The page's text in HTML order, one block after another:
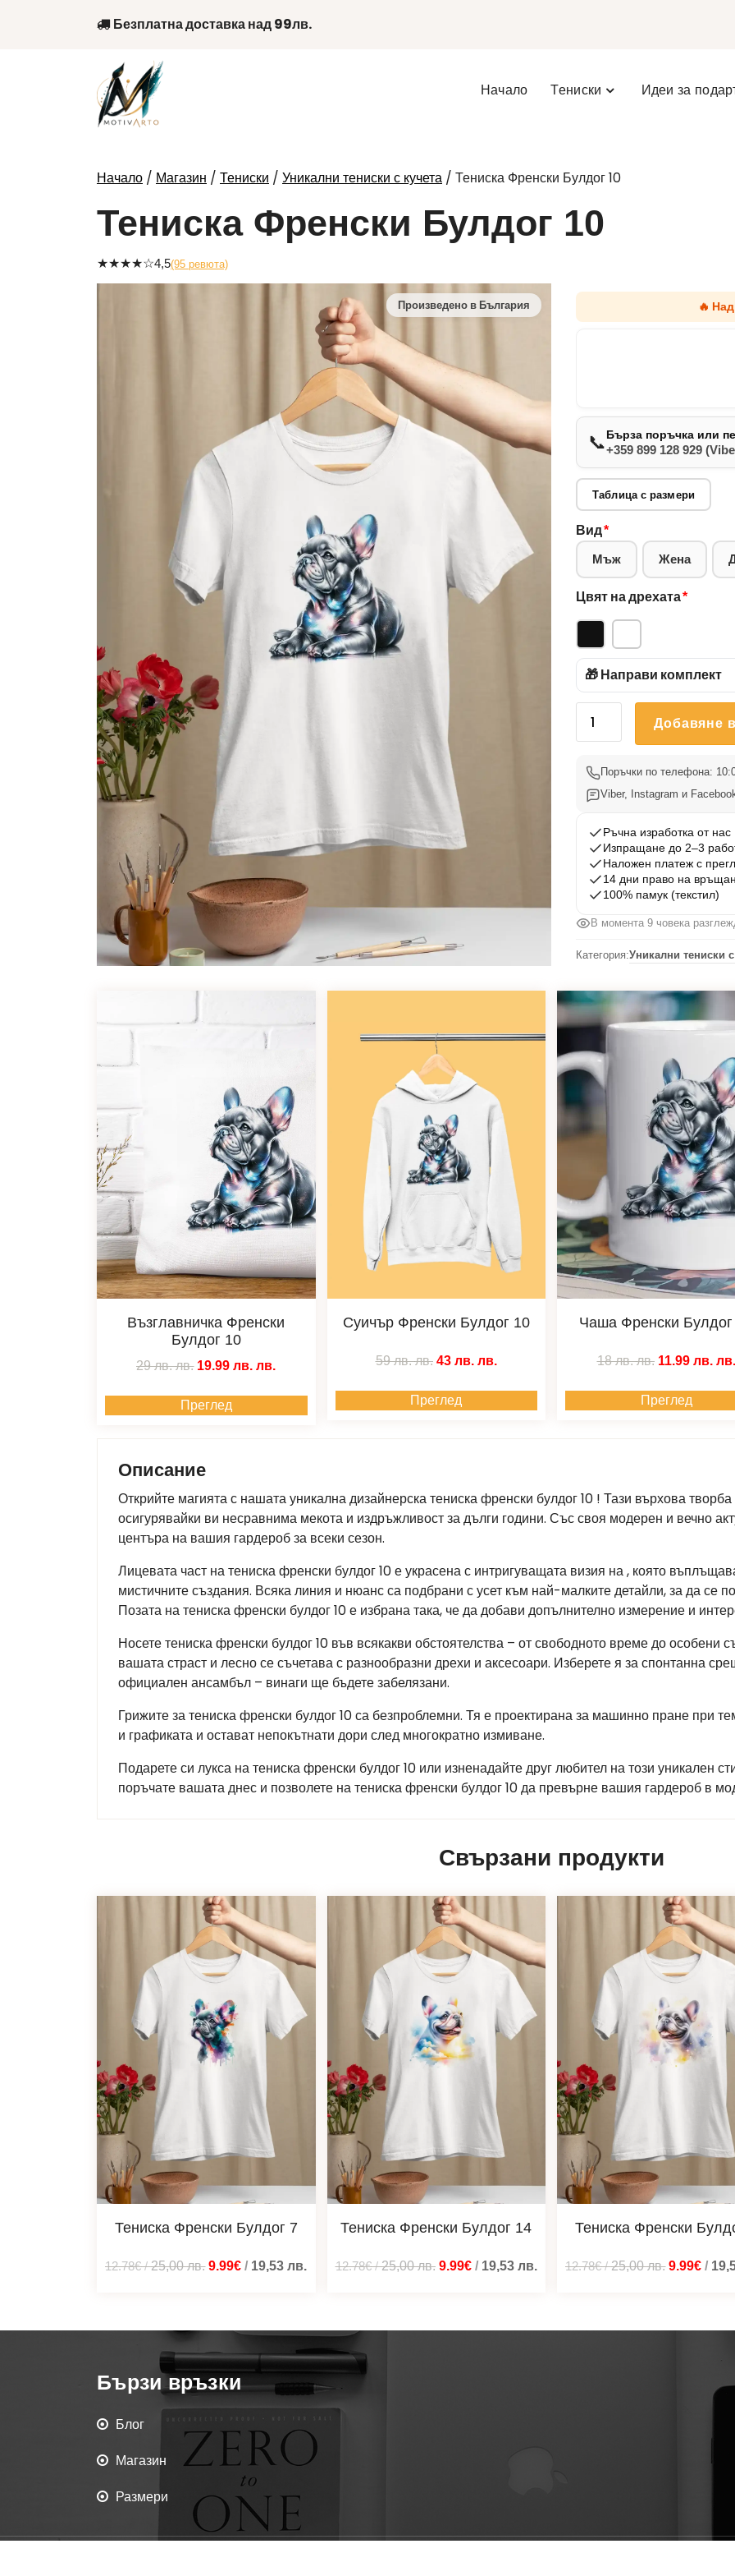
Безплатна доставка над 99лв.
Начало Тениски Идеи за
Начало / Магазин / Тениски / Уникални тениски с кучета / Тениска Френски Булдог 10
Тениска Френски Булдог 10
★★★★☆4,5(95 ревюта)
🔥
📞Бърза поръчка или
+359 899 128 929
Таблица с размери
Вид*
Мъж Жена
Цвят на дрехата*
🎁 Направи комплект
количество
Френски
Булдог
Добавяне
Поръчки по телефона:
Viber, Instagram и
Ръчна изработка от нас
Изпращане до 2–3
Наложен платеж с
14 дни право на
100% памук (текстил)
В момента 9 човека
Категория:Уникални тениски
Възглавничка Френски
Булдог 10
29 лв.лв. 19.99 лв.лв.
Преглед
Суичър Френски Булдог 10
59 лв.лв. 43 лв. лв.
Преглед
Чаша Френски
18 лв.лв. 11.99 лв. лв.
Преглед
Описание
Открийте магията с нашата уникална дизайнерска тениска френски булдог 10 ! Тази върхова
осигурявайки ви несравнима мекота и издръжливост за дълги години. Със своя модерен и вечно
центъра на вашия гардероб за всеки сезон.
Лицевата част на тениска френски булдог 10 е украсена с интригуващата визия на , която
мистичните създания. Всяка линия и нюанс са подбрани с усет към най-малките детайли, за да се
Позата на тениска френски булдог 10 е избрана така, че да добави допълнително измерение и
Носете тениска френски булдог 10 във всякакви обстоятелства – от свободното време до особени
вашата страст и лесно се съчетава с разнообразни дрехи и аксесоари. Изберете я за спонтанна
официален ансамбъл – винаги ще бъдете забелязани.
Грижите за тениска френски булдог 10 са безпроблемни. Тя е проектирана за машинно пране при
и графиката и остават непокътнати дори след многократно измиване.
Подарете си лукса на тениска френски булдог 10 или изненадайте друг любител на този уникален
поръчате вашата днес и позволете на тениска френски булдог 10 да превърне вашия гардероб в
Свързани продукти
Тениска Френски Булдог 7
12.78€/25,00лв. 9.99€ / 19,53лв.
Тениска Френски Булдог 14
12.78€/25,00лв. 9.99€/ 19,53 лв.
Тениска Френски
12.78€/25,00лв. 9.99€ /
Бързи връзки
Блог
Магазин
Размери